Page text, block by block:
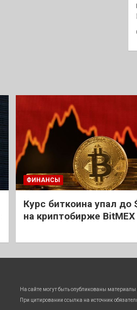
ФИНАНСЫ
Курс биткоина упал до
на криптобирже BitMEX
На сайте могут быть опубликованы материалы
При цитировании ссылка на источник